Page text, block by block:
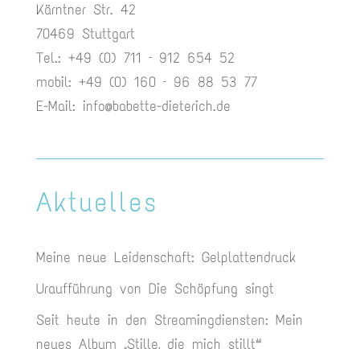
Kärntner Str. 42
70469 Stuttgart
Tel.: +49 (0) 711 – 912 654 52
mobil: +49 (0) 160 – 96 88 53 77
E-Mail: info@babette-dieterich.de
Aktuelles
Meine neue Leidenschaft: Gelplattendruck
Uraufführung von Die Schöpfung singt
Seit heute in den Streamingdiensten: Mein
neues Album „Stille, die mich stillt“